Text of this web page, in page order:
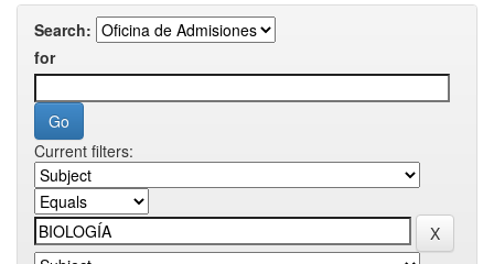
Search:
for
Current filters: